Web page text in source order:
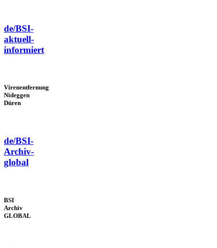
de/BSI-
aktuell-
informiert
Virenentfernung
Nideggen
Düren
de/BSI-
Archiv-
global
BSI
Archiv
GLOBAL